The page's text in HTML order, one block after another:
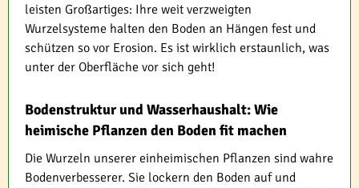
leisten Großartiges: Ihre weit verzweigten
Wurzelsysteme halten den Boden an Hängen fest und
schützen so vor Erosion. Es ist wirklich erstaunlich, was
unter der Oberfläche vor sich geht!
Bodenstruktur und Wasserhaushalt: Wie
heimische Pflanzen den Boden fit machen
Die Wurzeln unserer einheimischen Pflanzen sind wahre
Bodenverbesserer. Sie lockern den Boden auf und